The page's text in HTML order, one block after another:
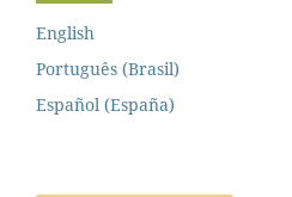
English
Português (Brasil)
Español (España)